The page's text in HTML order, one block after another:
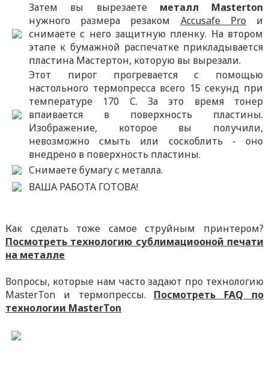
Затем вы вырезаете металл Masterton
нужного размера резаком Accusafe Pro и
снимаете с него защитную пленку. На втором
этапе к бумажной распечатке прикладывается
пластина Мастертон, которую вы вырезали.
Этот пирог прогревается с помощью
настольного термопресса всего 15 секунд при
температуре 170 С. За это время тонер
впаивается в поверхность пластины.
Изображение, которое вы получили,
невозможно смыть или соскоблить - оно
внедрено в поверхность пластины.
Cнимаете бумагу с металла.
ВАША РАБОТА ГОТОВА!
Как сделать тоже самое струйным принтером?
Посмотреть технологию сублимациооной печати
на металле
Вопросы, которые нам часто задают про технологию
MasterTon и термопрессы. Посмотреть FAQ по
технологии MasterTon